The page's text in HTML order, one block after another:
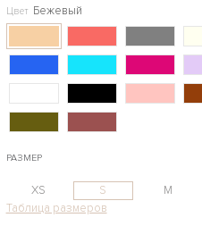
Цвет Бежевый
РАЗМЕР
XS S M
Таблица размеров